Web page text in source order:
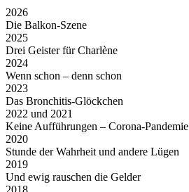
2026
Die Balkon-Szene
2025
Drei Geister für Charlène
2024
Wenn schon – denn schon
2023
Das Bronchitis-Glöckchen
2022 und 2021
Keine Aufführungen – Corona-Pandemie
2020
Stunde der Wahrheit und andere Lügen
2019
Und ewig rauschen die Gelder
2018